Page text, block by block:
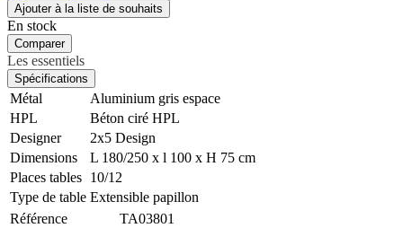
Ajouter à la liste de souhaits
En stock
Comparer
Les essentiels
Spécifications
Métal
Aluminium gris espace
HPL
Béton ciré HPL
Designer
2x5 Design
Dimensions
L 180/250 x l 100 x H 75 cm
Places tables 10/12
Type de table Extensible papillon
Référence
TA03801